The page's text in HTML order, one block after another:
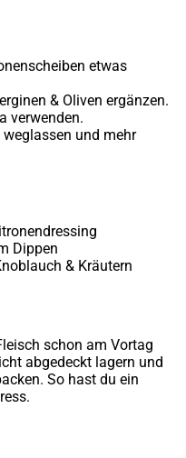
etwas
& Oliven ergänzen.
verwenden.
und mehr
Dippen
& Kräutern
schon am Vortag
abgedeckt lagern und
So hast du ein